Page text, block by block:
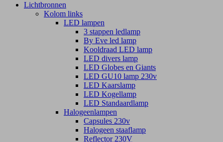
Lichtbronnen
Kolom links
LED lampen
3 stappen ledlamp
By Eve led lamp
Kooldraad LED lamp
LED divers lamp
LED Globes en Giants
LED GU10 lamp 230v
LED Kaarslamp
LED Kogellamp
LED Standaardlamp
Halogeenlampen
Capsules 230v
Halogeen staaflamp
Reflector 230V